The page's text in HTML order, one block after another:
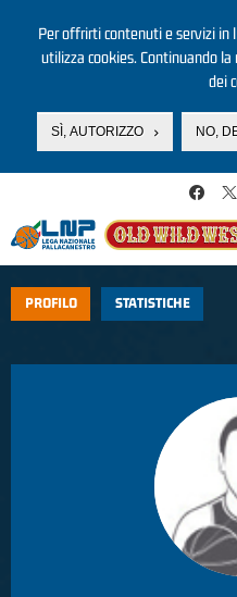
Per offrirti contenuti e servizi in
utilizza cookies. Continuando
dei
SÌ, AUTORIZZO NO,
PROFILO STATISTICHE